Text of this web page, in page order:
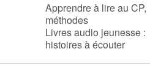
Apprendre à lire au CP,
méthodes
Livres audio jeunesse :
histoires à écouter